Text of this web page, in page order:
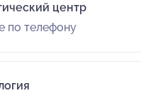
центр
по телефону